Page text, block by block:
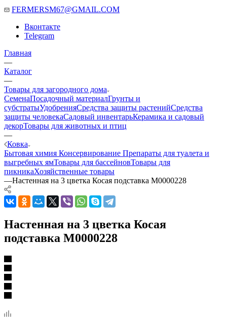
FERMERSM67@GMAIL.COM
Вконтакте
Telegram
Главная
—
Каталог
—
Товары для загородного дома
СеменаПосадочный материалГрунты и
субстратыУдобренияСредства защиты растенийСредства
защиты человекаСадовый инвентарьКерамика и садовый
декорТовары для животных и птиц
—
Ковка
Бытовая химия Консервирование Препараты для туалета и
выгребных ямТовары для бассейновТовары для
пикникаХозяйственные товары
—Настенная на 3 цветка Косая подставка М0000228
Настенная на 3 цветка Косая
подставка М0000228